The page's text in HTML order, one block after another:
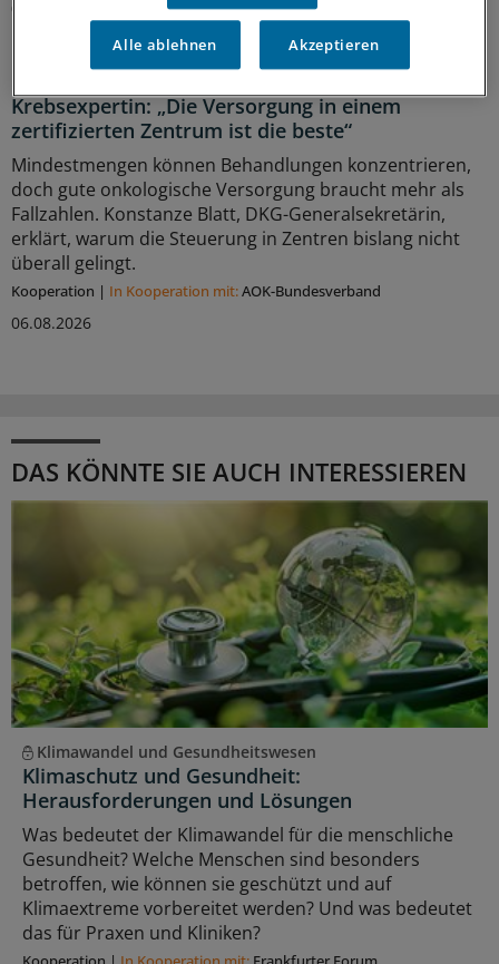
06.08.2026
Krebsexpertin: „Die Versorgung in einem
zertifizierten Zentrum ist die beste“
Mindestmengen können Behandlungen konzentrieren,
doch gute onkologische Versorgung braucht mehr als
Fallzahlen. Konstanze Blatt, DKG-Generalsekretärin,
erklärt, warum die Steuerung in Zentren bislang nicht
überall gelingt.
Kooperation | In Kooperation mit:AOK-Bundesverband
06.08.2026
DAS KÖNNTE SIE AUCH INTERESSIEREN
Klimawandel und Gesundheitswesen
Klimaschutz und Gesundheit:
Herausforderungen und Lösungen
Was bedeutet der Klimawandel für die menschliche
Gesundheit? Welche Menschen sind besonders
betroffen, wie können sie geschützt und auf
Klimaextreme vorbereitet werden? Und was bedeutet
das für Praxen und Kliniken?
Alle ablehnen Akzeptieren